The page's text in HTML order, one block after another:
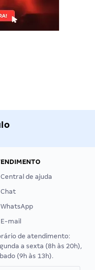
Central de ajuda
Chat
WhatsApp
E-mail
de atendimento:
a sexta (8h às 20h),
(9h às 13h).